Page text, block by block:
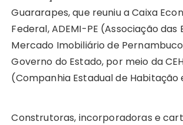
Guararapes, que reuniu a Caixa
Federal, ADEMI-PE (Associação das
Mercado Imobiliário de
Governo do Estado, por meio da
(Companhia Estadual de Habitação
Construtoras, incorporadoras e